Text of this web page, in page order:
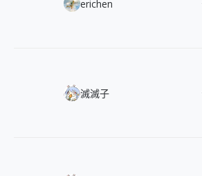
erichen
4000+ 可商用日系圖文插畫角色貼圖包
滅滅子